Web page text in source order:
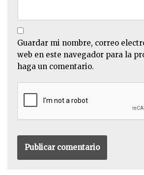
Guardar mi nombre, correo
web en este navegador para la
haga un comentario.